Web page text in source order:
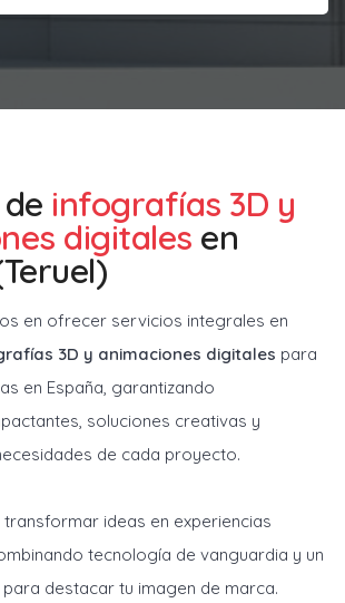
infografías 3D y
digitales en
en ofrecer servicios integrales en
3D y animaciones digitales para
en España, garantizando
soluciones creativas y
de cada proyecto.
ideas en experiencias
tecnología de vanguardia y un
destacar tu imagen de marca.